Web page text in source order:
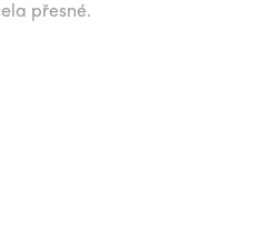
přesné.